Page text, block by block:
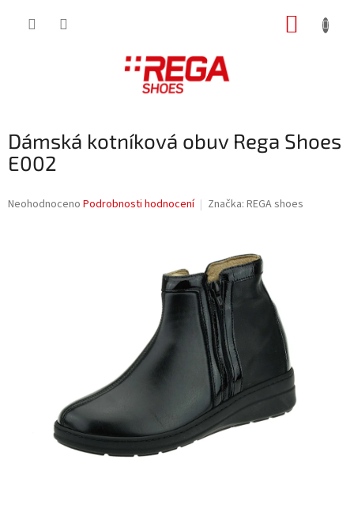
Dámská kotníková obuv Rega Shoes
E002
Průměrné
Neohodnoceno Podrobnosti hodnocení Značka: REGA shoes